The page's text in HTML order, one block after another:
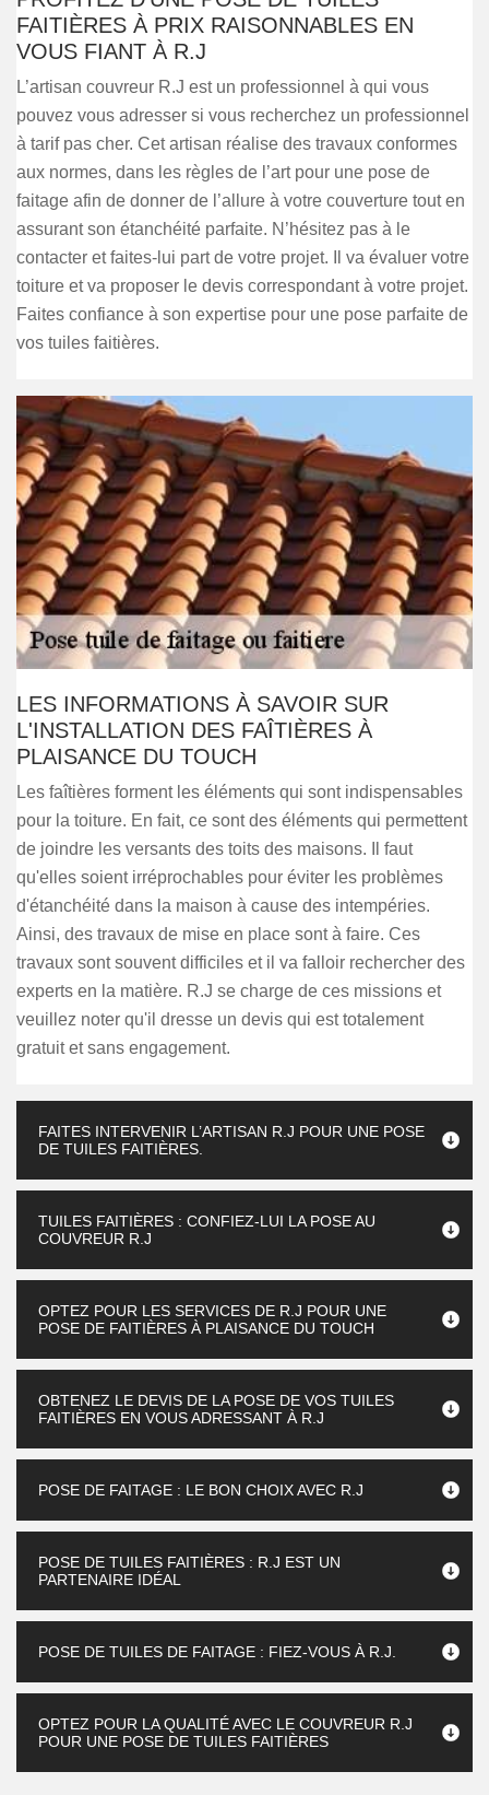
FAITIÈRES À PRIX RAISONNABLES EN
VOUS FIANT À R.J
L’artisan couvreur R.J est un professionnel à qui vous
pouvez vous adresser si vous recherchez un professionnel
à tarif pas cher. Cet artisan réalise des travaux conformes
aux normes, dans les règles de l’art pour une pose de
faitage afin de donner de l’allure à votre couverture tout en
assurant son étanchéité parfaite. N’hésitez pas à le
contacter et faites-lui part de votre projet. Il va évaluer votre
toiture et va proposer le devis correspondant à votre projet.
Faites confiance à son expertise pour une pose parfaite de
vos tuiles faitières.
LES INFORMATIONS À SAVOIR SUR
L'INSTALLATION DES FAÎTIÈRES À
PLAISANCE DU TOUCH
Les faîtières forment les éléments qui sont indispensables
pour la toiture. En fait, ce sont des éléments qui permettent
de joindre les versants des toits des maisons. Il faut
qu'elles soient irréprochables pour éviter les problèmes
d'étanchéité dans la maison à cause des intempéries.
Ainsi, des travaux de mise en place sont à faire. Ces
travaux sont souvent difficiles et il va falloir rechercher des
experts en la matière. R.J se charge de ces missions et
veuillez noter qu'il dresse un devis qui est totalement
gratuit et sans engagement.
FAITES INTERVENIR L’ARTISAN R.J POUR UNE POSE
DE TUILES FAITIÈRES.
TUILES FAITIÈRES : CONFIEZ-LUI LA POSE AU
COUVREUR R.J
OPTEZ POUR LES SERVICES DE R.J POUR UNE
POSE DE FAITIÈRES À PLAISANCE DU TOUCH
OBTENEZ LE DEVIS DE LA POSE DE VOS TUILES
FAITIÈRES EN VOUS ADRESSANT À R.J
POSE DE FAITAGE : LE BON CHOIX AVEC R.J
POSE DE TUILES FAITIÈRES : R.J EST UN
PARTENAIRE IDÉAL
POSE DE TUILES DE FAITAGE : FIEZ-VOUS À R.J.
OPTEZ POUR LA QUALITÉ AVEC LE COUVREUR R.J
POUR UNE POSE DE TUILES FAITIÈRES